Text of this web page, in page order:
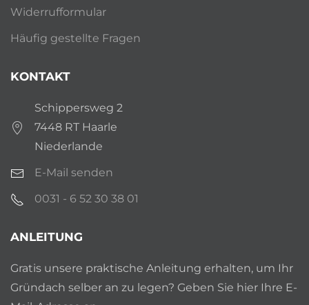
Widerrufformular
Häufig gestellte Fragen
KONTAKT
Schippersweg 2
7448 RT Haarle
Niederlande
E-Mail senden
0031 - 6 52 30 38 01
ANLEITUNG
Gratis unsere praktische Anleitung erhalten, um Ihr
Gründach selber an zu legen? Geben Sie hier Ihre E-